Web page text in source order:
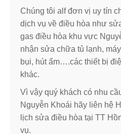
Chúng tôi alf đơn vị uy tín
dịch vụ về điều hòa như
gas điều hòa khu vực
nhận sửa chữa tủ lạnh,
bụi, hút ẩm….các thiết bị
khác.
Vì vậy quý khách có nhu
Nguyễn Khoái hãy liên hệ
lịch sửa điều hòa tại TT
vụ.